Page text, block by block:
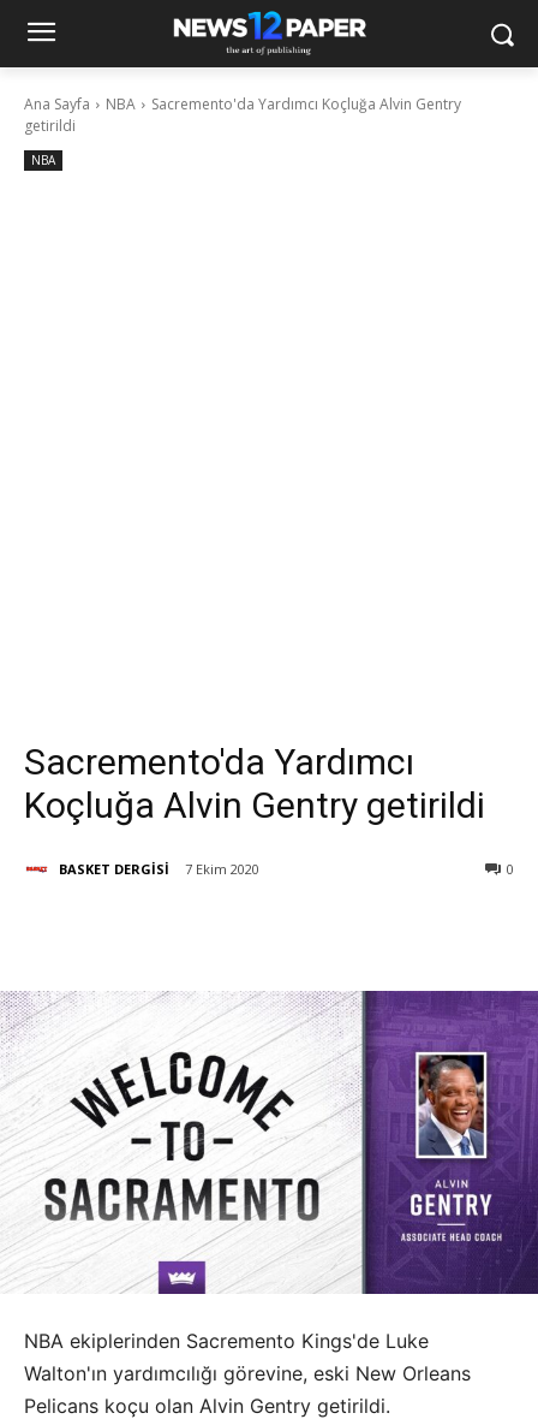
Ana Sayfa NBA
Sacremento'da Yardımcı Koçluğa Alvin Gentry
getirildi
NBA
Sacremento'da Yardımcı
Koçluğa Alvin Gentry getirildi
BASKET DERGİSİ 7 Ekim 2020 0
NBA ekiplerinden Sacremento Kings'de Luke
Walton'ın yardımcılığı görevine, eski New Orleans
Pelicans koçu olan Alvin Gentry getirildi.